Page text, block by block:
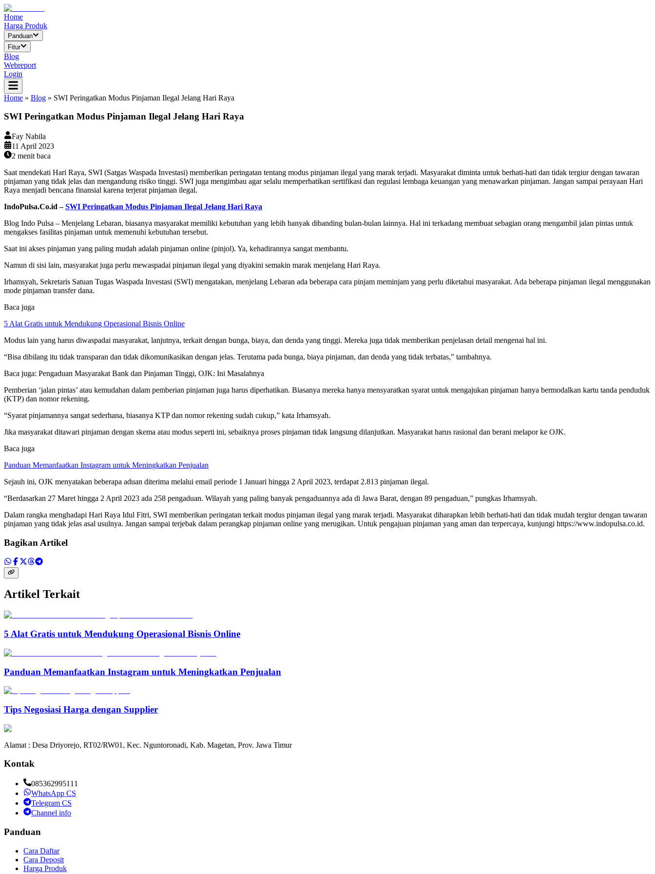
Home
Harga Produk
Panduan
Fitur
Blog
Webreport
Login
Home » Blog » SWI Peringatkan Modus Pinjaman Ilegal Jelang Hari Raya
SWI Peringatkan Modus Pinjaman Ilegal Jelang Hari Raya
Fay Nabila
11 April 2023
2 menit baca
Saat mendekati Hari Raya, SWI (Satgas Waspada Investasi) memberikan peringatan tentang modus pinjaman ilegal yang marak terjadi. Masyarakat diminta untuk berhati-hati dan tidak tergiur dengan tawaran
pinjaman yang tidak jelas dan mengandung risiko tinggi. SWI juga mengimbau agar selalu memperhatikan sertifikasi dan regulasi lembaga keuangan yang menawarkan pinjaman. Jangan sampai perayaan Hari
Raya menjadi bencana finansial karena terjerat pinjaman ilegal.
IndoPulsa.Co.id –SWI Peringatkan Modus Pinjaman Ilegal Jelang Hari Raya
Blog Indo Pulsa – Menjelang Lebaran, biasanya masyarakat memiliki kebutuhan yang lebih banyak dibanding bulan-bulan lainnya. Hal ini terkadang membuat sebagian orang mengambil jalan pintas untuk
mengakses fasilitas pinjaman untuk memenuhi kebutuhan tersebut.
Saat ini akses pinjaman yang paling mudah adalah pinjaman online (pinjol). Ya, kehadirannya sangat membantu.
Namun di sisi lain, masyarakat juga perlu mewaspadai pinjaman ilegal yang diyakini semakin marak menjelang Hari Raya.
Irhamsyah, Sekretaris Satuan Tugas Waspada Investasi (SWI) mengatakan, menjelang Lebaran ada beberapa cara pinjam meminjam yang perlu diketahui masyarakat. Ada beberapa pinjaman ilegal menggunakan
mode pinjaman transfer dana.
Baca juga
5 Alat Gratis untuk Mendukung Operasional Bisnis Online
Modus lain yang harus diwaspadai masyarakat, lanjutnya, terkait dengan bunga, biaya, dan denda yang tinggi. Mereka juga tidak memberikan penjelasan detail mengenai hal ini.
“Bisa dibilang itu tidak transparan dan tidak dikomunikasikan dengan jelas. Terutama pada bunga, biaya pinjaman, dan denda yang tidak terbatas,” tambahnya.
Baca juga: Pengaduan Masyarakat Bank dan Pinjaman Tinggi, OJK: Ini Masalahnya
Pemberian ‘jalan pintas’ atau kemudahan dalam pemberian pinjaman juga harus diperhatikan. Biasanya mereka hanya mensyaratkan syarat untuk mengajukan pinjaman hanya bermodalkan kartu tanda penduduk
(KTP) dan nomor rekening.
“Syarat pinjamannya sangat sederhana, biasanya KTP dan nomor rekening sudah cukup,” kata Irhamsyah.
Jika masyarakat ditawari pinjaman dengan skema atau modus seperti ini, sebaiknya proses pinjaman tidak langsung dilanjutkan. Masyarakat harus rasional dan berani melapor ke OJK.
Baca juga
Panduan Memanfaatkan Instagram untuk Meningkatkan Penjualan
Sejauh ini, OJK menyatakan beberapa aduan diterima melalui email periode 1 Januari hingga 2 April 2023, terdapat 2.813 pinjaman ilegal.
“Berdasarkan 27 Maret hingga 2 April 2023 ada 258 pengaduan. Wilayah yang paling banyak pengaduannya ada di Jawa Barat, dengan 89 pengaduan,” pungkas Irhamsyah.
Dalam rangka menghadapi Hari Raya Idul Fitri, SWI memberikan peringatan terkait modus pinjaman ilegal yang marak terjadi. Masyarakat diharapkan lebih berhati-hati dan tidak mudah tergiur dengan tawaran
pinjaman yang tidak jelas asal usulnya. Jangan sampai terjebak dalam perangkap pinjaman online yang merugikan. Untuk pengajuan pinjaman yang aman dan terpercaya, kunjungi https://www.indopulsa.co.id.
Bagikan Artikel
Artikel Terkait
5 Alat Gratis untuk Mendukung Operasional Bisnis Online
Panduan Memanfaatkan Instagram untuk Meningkatkan Penjualan
Tips Negosiasi Harga dengan Supplier
Alamat : Desa Driyorejo, RT02/RW01, Kec. Nguntoronadi, Kab. Magetan, Prov. Jawa Timur
Kontak
085362995111
WhatsApp CS
Telegram CS
Channel info
Panduan
Cara Daftar
Cara Deposit
Harga Produk